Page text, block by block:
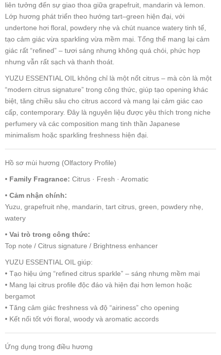
liên tưởng đến sự giao thoa giữa grapefruit, mandarin và lemon.
Lớp hương phát triển theo hướng tart–green hiện đại, với
undertone hơi floral, powdery nhẹ và chút nuance watery tinh tế,
tạo cảm giác vừa sparkling vừa mềm mại. Tổng thể mang lại cảm
giác rất “refined” – tươi sáng nhưng không quá chói, phức hợp
nhưng vẫn rất sạch và thanh thoát.
YUZU ESSENTIAL OIL không chỉ là một nốt citrus – mà còn là một
“modern citrus signature” trong công thức, giúp tạo opening khác
biệt, tăng chiều sâu cho citrus accord và mang lại cảm giác cao
cấp, contemporary. Đây là nguyên liệu được yêu thích trong niche
perfumery và các composition mang tinh thần Japanese
minimalism hoặc sparkling freshness hiện đại.
Hồ sơ mùi hương (Olfactory Profile)
• Family Fragrance: Citrus · Fresh · Aromatic
• Cảm nhận chính:
Yuzu, grapefruit nhẹ, mandarin, tart citrus, green, powdery nhẹ,
watery
• Vai trò trong công thức:
Top note / Citrus signature / Brightness enhancer
YUZU ESSENTIAL OIL giúp:
• Tạo hiệu ứng “refined citrus sparkle” – sáng nhưng mềm mại
• Mang lại citrus profile độc đáo và hiện đại hơn lemon hoặc
bergamot
• Tăng cảm giác freshness và độ “airiness” cho opening
• Kết nối tốt với floral, woody và aromatic accords
Ứng dụng trong điều hương